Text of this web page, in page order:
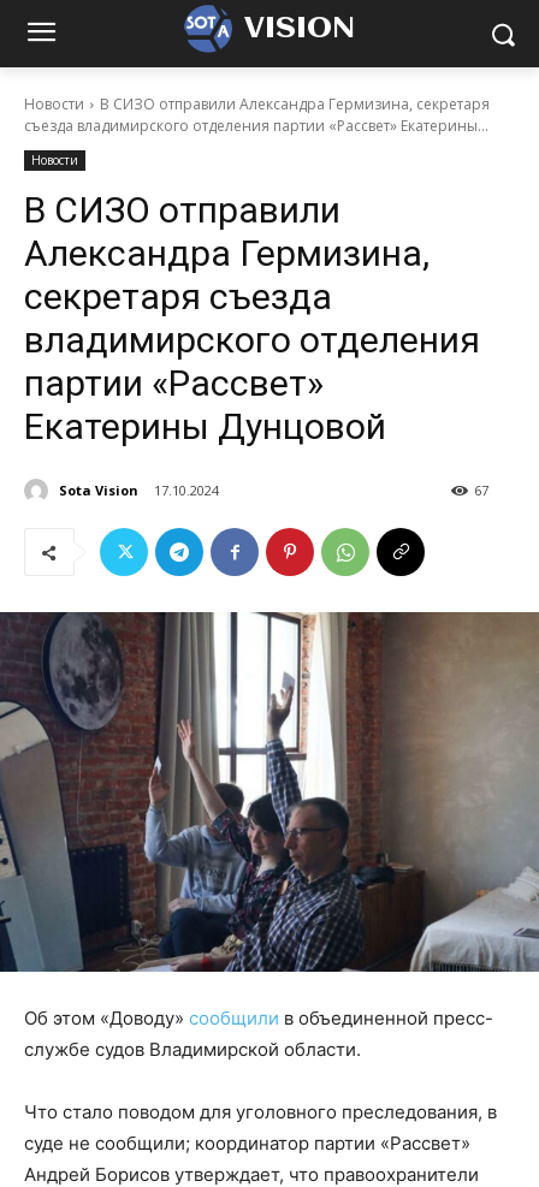
VISION
Новости
В СИЗО отправили Александра Гермизина, секретаря
съезда владимирского отделения партии «Рассвет» Екатерины...
Новости
В СИЗО отправили
Александра Гермизина,
секретаря съезда
владимирского отделения
партии «Рассвет»
Екатерины Дунцовой
Sota Vision 17.10.2024 67
Об этом «Доводу» сообщили в объединенной пресс-
службе судов Владимирской области.
Что стало поводом для уголовного преследования, в
суде не сообщили; координатор партии «Рассвет»
Андрей Борисов утверждает, что правоохранители